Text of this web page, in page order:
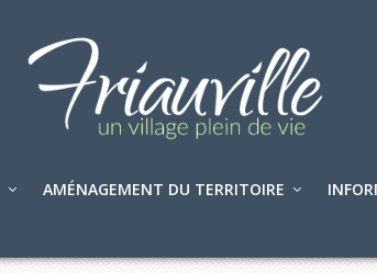
AMÉNAGEMENT DU TERRITOIRE